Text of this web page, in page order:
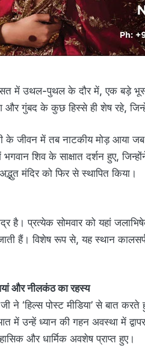
में उथल-पुथल के दौर में, एक
गुंबद के कुछ हिस्से ही शेष रहे,
के जीवन में तब नाटकीय मोड़ आया
शिव के साक्षात दर्शन हुए,
मंदिर को फिर से स्थापित किया।
है। प्रत्येक सोमवार को यहां
हैं। विशेष रूप से, यह स्थान
और नीलकंठ का रहस्य
ने ‘हिल्स पोस्ट मीडिया’ से बात
में उन्हें ध्यान की गहन अवस्था में
और धार्मिक अवशेष प्राप्त हुए।